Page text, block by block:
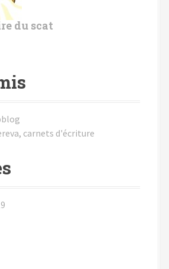
du scat
carnets d'écriture